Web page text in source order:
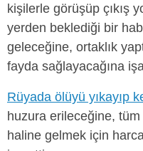
kişilerle görüşüp çıkış
yerden beklediği bir
geleceğine, ortaklık
fayda sağlayacağına
Rüyada ölüyü yıkayıp
huzura erileceğine, tüm
haline gelmek için